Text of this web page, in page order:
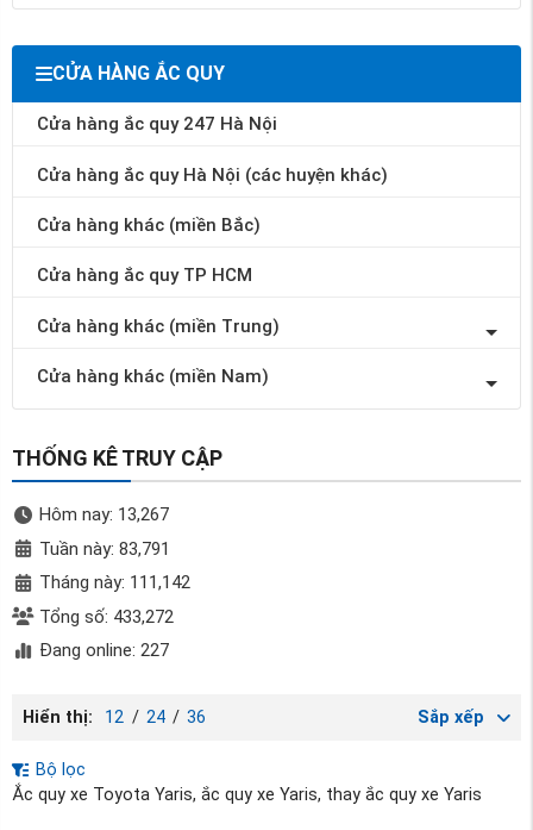
CỬA HÀNG ẮC QUY
Cửa hàng ắc quy 247 Hà Nội
Cửa hàng ắc quy Hà Nội (các huyện khác)
Cửa hàng khác (miền Bắc)
Cửa hàng ắc quy TP HCM
Cửa hàng khác (miền Trung)
Cửa hàng khác (miền Nam)
THỐNG KÊ TRUY CẬP
Hôm nay: 13,267
Tuần này: 83,791
Tháng này: 111,142
Tổng số: 433,272
Đang online: 227
Hiển thị: 12 / 24 / 36 Sắp xếp
Bộ lọc
Ắc quy xe Toyota Yaris, ắc quy xe Yaris, thay ắc quy xe Yaris